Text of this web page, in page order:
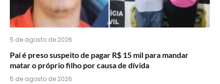
5 de agosto de 2026
Pai é preso suspeito de pagar R$ 15 mil para mandar
matar o próprio filho por causa de dívida
5 de agosto de 2026